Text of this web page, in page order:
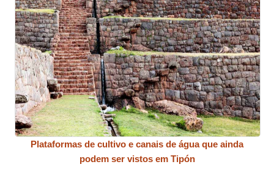
Plataformas de cultivo e canais de água que ainda
podem ser vistos em Tipón